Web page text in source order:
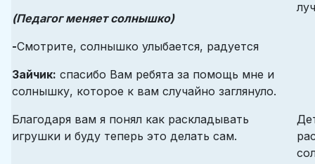
(Педагог меняет солнышко)
-Смотрите, солнышко улыбается, радуется
Зайчик: спасибо Вам ребята за помощь мне и
солнышку, которое к вам случайно заглянуло.
Благодаря вам я понял как раскладывать
игрушки и буду теперь это делать сам.